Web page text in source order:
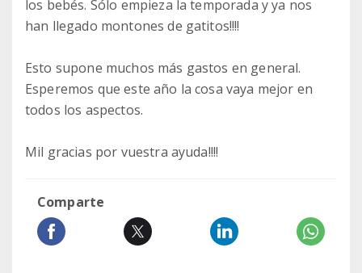
los bebés. Sólo empieza la temporada y ya nos
han llegado montones de gatitos!!!!
Esto supone muchos más gastos en general.
Esperemos que este año la cosa vaya mejor en
todos los aspectos.
Mil gracias por vuestra ayuda!!!!
Comparte